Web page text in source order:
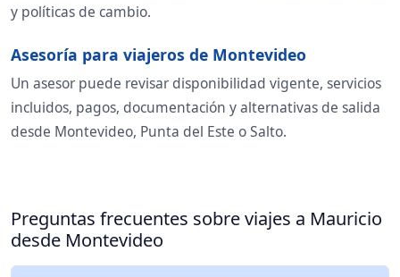
y políticas de cambio.
Asesoría para viajeros de Montevideo
Un asesor puede revisar disponibilidad vigente, servicios
incluidos, pagos, documentación y alternativas de salida
desde Montevideo, Punta del Este o Salto.
Preguntas frecuentes sobre viajes a Mauricio
desde Montevideo